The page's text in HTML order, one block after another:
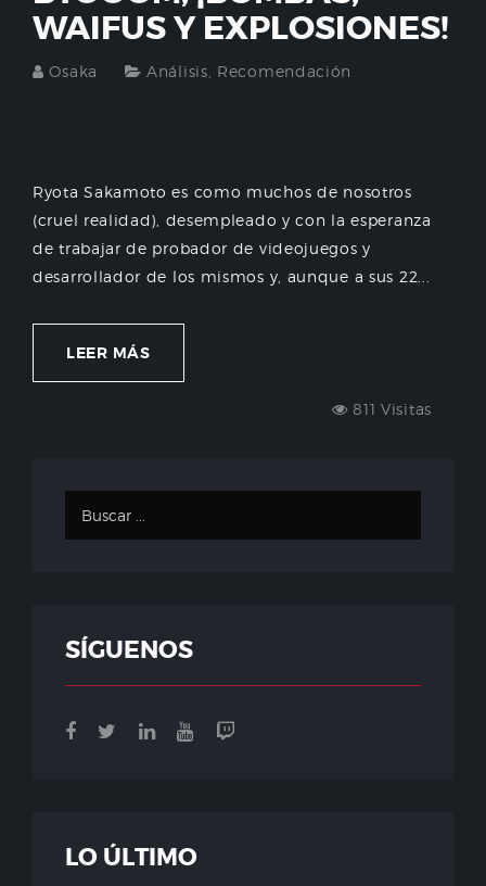
WAIFUS Y EXPLOSIONES!
Osaka Análisis Recomendación
Ryota Sakamoto es como muchos de nosotros
(cruel realidad), desempleado y con la esperanza
de trabajar de probador de videojuegos y
desarrollador de los mismos y, aunque a sus 22...
LEER MÁS
811 Visitas
SÍGUENOS
LO ÚLTIMO